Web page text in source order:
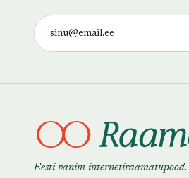
Eesti vanim